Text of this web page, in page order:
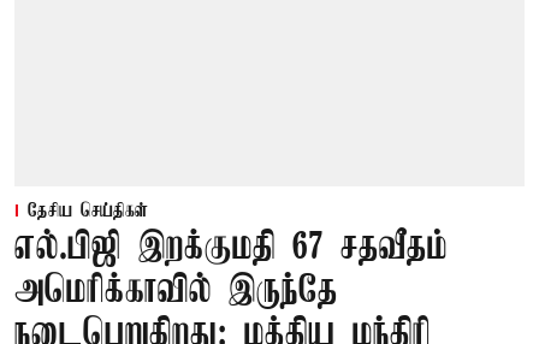
தேசிய செய்திகள்
எல்.பிஜி இறக்குமதி 67 சதவீதம்
அமெரிக்காவில் இருந்தே
நடைபெறுகிறது: மத்திய மந்திரி